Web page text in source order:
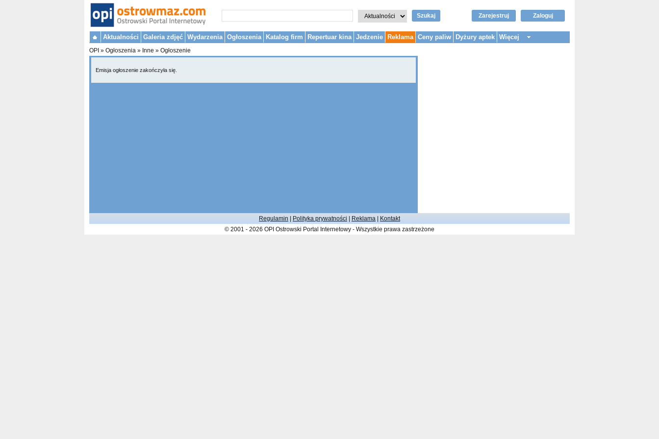
Szukaj Zaloguj
Zarejestruj
Aktualności Galeria zdjęć Wydarzenia Ogłoszenia Katalog firm Repertuar kina Jedzenie Reklama Ceny paliw Dyżury aptek Więcej
OPI » Ogłoszenia » Inne » Ogłoszenie
Emisja ogłoszenie zakończyła się.
Regulamin Polityka prywatności Reklama
Kontakt
© 2001 - 2026 OPI Ostrowski Portal Internetowy - Wszystkie prawa zastrzeżone